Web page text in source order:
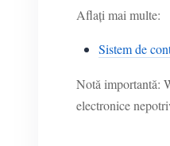
Aflați mai multe:
Sistem de
Notă importantă:
electronice